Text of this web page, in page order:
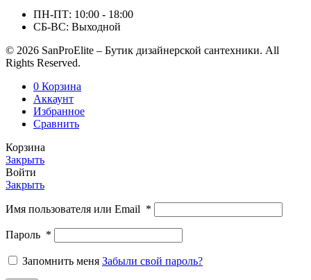
ПН-ПТ: 10:00 - 18:00
СБ-ВС: Выходной
© 2026 SanProElite – Бутик дизайнерской сантехники. All
Rights Reserved.
0 Корзина
Аккаунт
Избранное
Сравнить
Корзина
Закрыть
Войти
Закрыть
Имя пользователя или Email *
Пароль *
Запомнить меня Забыли свой пароль?